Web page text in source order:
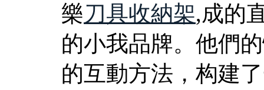
樂刀具收納架,成的
的小我品牌。他們
的互動方法，构建